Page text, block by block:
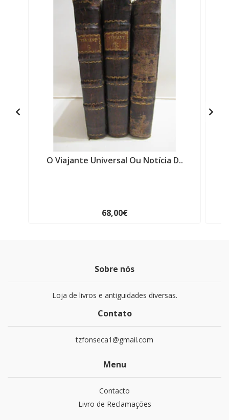
O Viajante Universal Ou Notícia D..
68,00€
Sobre nós
Loja de livros e antiguidades diversas.
Contato
tzfonseca1@gmail.com
Menu
Contacto
Livro de Reclamações